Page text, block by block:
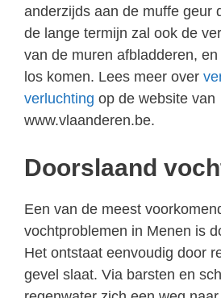
anderzijds aan de muffe geur
de lange termijn zal ook de
van de muren afbladderen,
los komen. Lees meer over
verluchting op de website van
www.vlaanderen.be.
Doorslaand
Een van de meest
vochtproblemen in Menen is
Het ontstaat eenvoudig door
gevel slaat. Via barsten en